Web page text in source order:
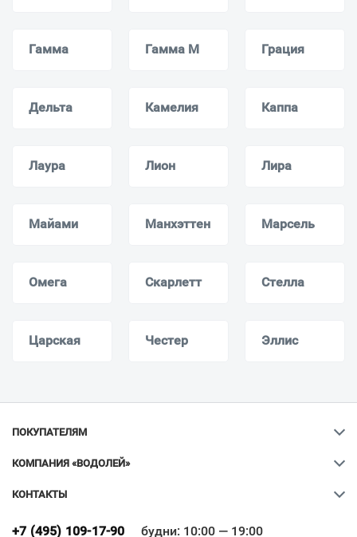
Гамма Гамма M Грация
Дельта Камелия Каппа
Лаура Лион Лира
Майами Манхэттен Марсель
Омега Скарлетт Стелла
Царская Честер Эллис
ПОКУПАТЕЛЯМ
КОМПАНИЯ «ВОДОЛЕЙ»
КОНТАКТЫ
+7 (495) 109-17-90 будни: 10:00 — 19:00